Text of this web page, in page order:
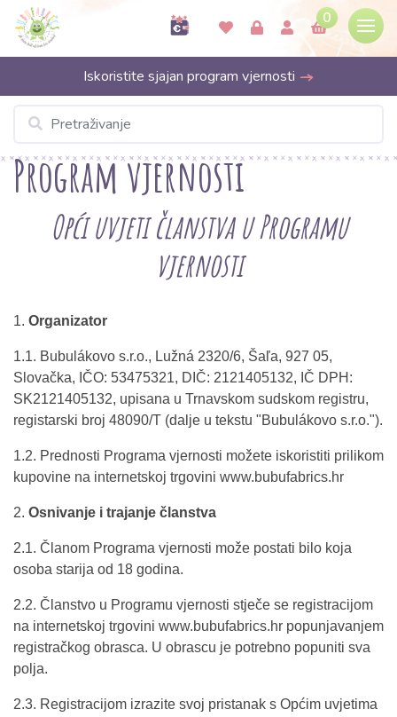
0
Iskoristite sjajan program vjernosti
Program vjernosti
Opći uvjeti članstva u Programu
vjernosti
1. Organizator
1.1. Bubulákovo s.r.o., Lužná 2320/6, Šaľa, 927 05,
Slovačka, IČO: 53475321, DIČ: 2121405132, IČ DPH:
SK2121405132, upisana u Trnavskom sudskom registru,
registarski broj 48090/T (dalje u tekstu "Bubulákovo s.r.o.").
1.2. Prednosti Programa vjernosti možete iskoristiti prilikom
kupovine na internetskoj trgovini www.bubufabrics.hr
2. Osnivanje i trajanje članstva
2.1. Članom Programa vjernosti može postati bilo koja
osoba starija od 18 godina.
2.2. Članstvo u Programu vjernosti stječe se registracijom
na internetskoj trgovini www.bubufabrics.hr popunjavanjem
registračkog obrasca. U obrascu je potrebno popuniti sva
polja.
2.3. Registracijom izrazite svoj pristanak s Općim uvjetima